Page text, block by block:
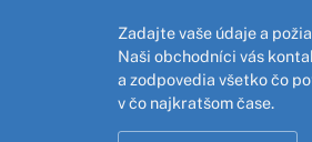
Zadajte vaše údaje a
Naši obchodníci vás
a zodpovedia všetko čo
v čo najkratšom čase.